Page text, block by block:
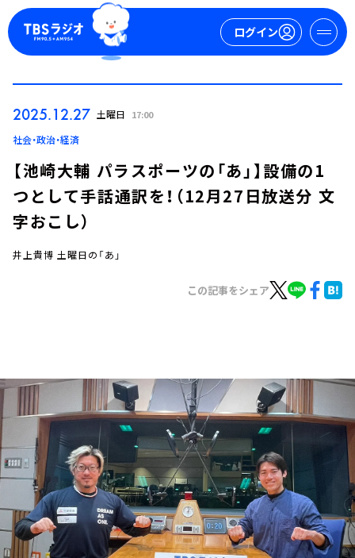
ログイン
イベント・グッズ
YouTube
会社情報
2025.12.27 土曜日 17:00
社会・政治・経済
【池崎大輔 パラスポーツの「あ」】設備の1
つとして手話通訳を！（12月27日放送分 文
字おこし）
井上貴博 土曜日の「あ」
この記事をシェア